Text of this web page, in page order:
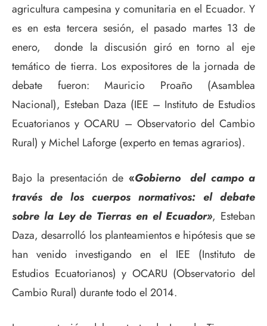
agricultura campesina y comunitaria en el Ecuador. Y
es en esta tercera sesión, el pasado martes 13 de
enero, donde la discusión giró en torno al eje
temático de tierra. Los expositores de la jornada de
debate fueron: Mauricio Proaño (Asamblea
Nacional), Esteban Daza (IEE – Instituto de Estudios
Ecuatorianos y OCARU – Observatorio del Cambio
Rural) y Michel Laforge (experto en temas agrarios).
Bajo la presentación de «Gobierno del campo a
través de los cuerpos normativos: el debate
sobre la Ley de Tierras en el Ecuador», Esteban
Daza, desarrolló los planteamientos e hipótesis que se
han venido investigando en el IEE (Instituto de
Estudios Ecuatorianos) y OCARU (Observatorio del
Cambio Rural) durante todo el 2014.